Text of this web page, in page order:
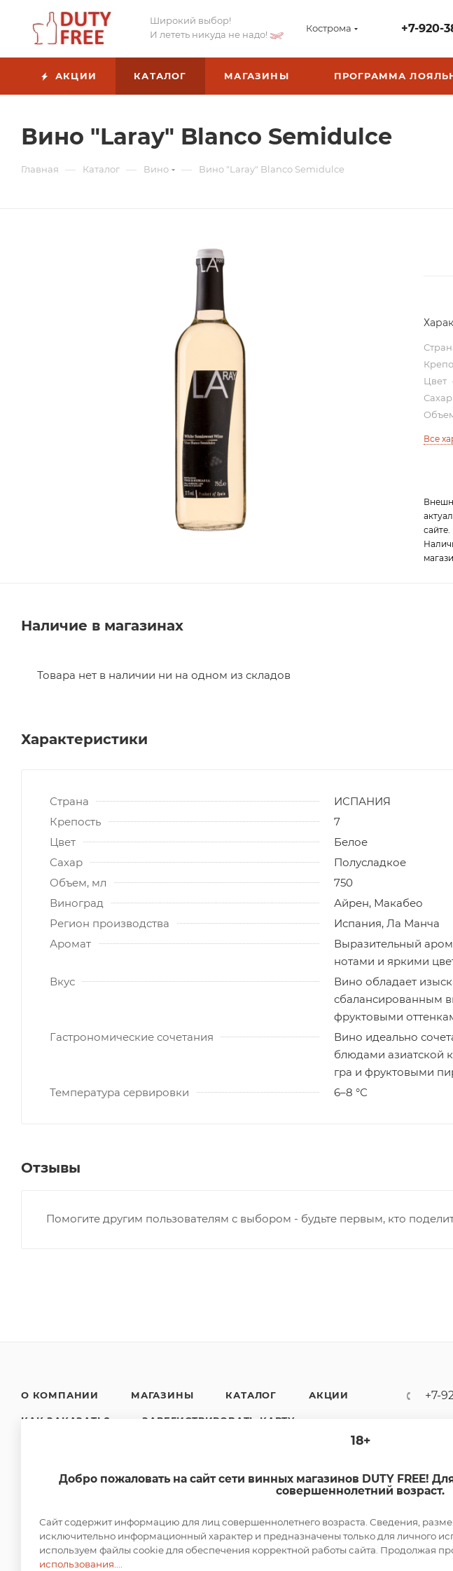
Широкий выбор!
И лететь никуда не надо!
Кострома +7-920-
АКЦИИ КАТАЛОГ МАГАЗИНЫ ПРОГРАММА
Вино "Laray" Blanco Semidulce
Главная — Каталог — Вино — Вино "Laray" Blanco Semidulce
Цвет
Сахар
Все
сайте.
Наличие в магазинах
Товара нет в наличии ни на одном из складов
Характеристики
Страна
ИСПАНИЯ
Крепость
7
Цвет
Белое
Сахар
Полусладкое
Объем, мл
750
Виноград
Айрен, Макабео
Регион производства
Испания, Ла Манча
Аромат
Выразительный
нотами и яркими
Вкус
Вино обладает
сбалансированным
фруктовыми
Гастрономические сочетания
Вино идеально
блюдами азиатской
гра и фруктовыми
Температура сервировки
6–8 °С
Отзывы
Помогите другим пользователям с выбором - будьте первым, кто
О КОМПАНИИ МАГАЗИНЫ КАТАЛОГ АКЦИИ
КАК ЗАКАЗАТЬ? ЗАРЕГИСТРИРОВАТЬ КАРТУ
+7-
2026 © DUTY FREE
18+
Добро пожаловать на сайт сети винных магазинов DUTY FREE!
совершеннолетний возраст.
Сайт содержит информацию для лиц совершеннолетнего возраста. Сведения,
исключительно информационный характер и предназначены только для личного
используем файлы cookie для обеспечения корректной работы сайта. Продолжая
использования....